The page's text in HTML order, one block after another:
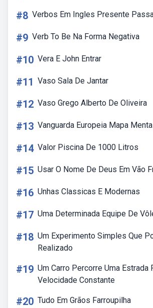
#8 Verbos Em Ingles Presente
#9 Verb To Be Na Forma Negativa
#10 Vera E John Entrar
#11 Vaso Sala De Jantar
#12 Vaso Grego Alberto De Oliveira
#13 Vanguarda Europeia Mapa
#14 Valor Piscina De 1000 Litros
#15 Usar O Nome De Deus Em Vão
#16 Unhas Classicas E Modernas
#17 Uma Determinada Equipe De
#18 Um Experimento Simples Que
Realizado
#19 Um Carro Percorre Uma Estrada
Velocidade Constante
#20 Tudo Em Grãos Farroupilha